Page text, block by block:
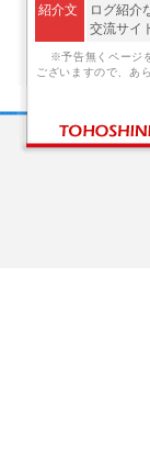
紹介文
ログ紹介
交流サイ
※予告無くページ
ございますので、あ